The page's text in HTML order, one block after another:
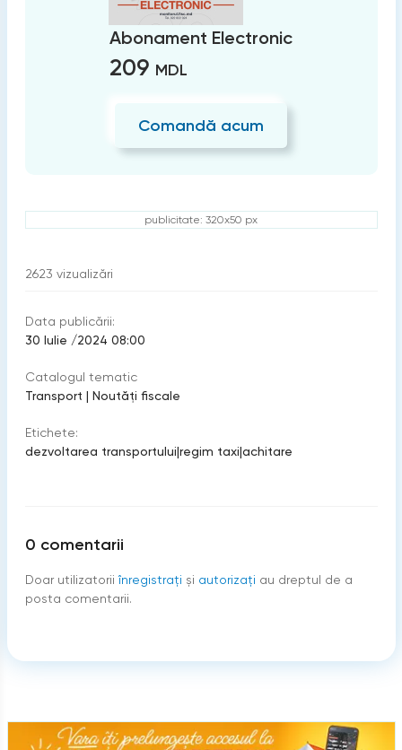
Abonament Electronic
209 MDL
Comandă acum
publicitate: 320x50 px
2623 vizualizări
Data publicării:
30 Iulie /2024 08:00
Catalogul tematic
Transport | Noutăți fiscale
Etichete:
dezvoltarea transportului|regim taxi|achitare
0 comentarii
Doar utilizatorii înregistraţi şi autorizați au dreptul de a
posta comentarii.